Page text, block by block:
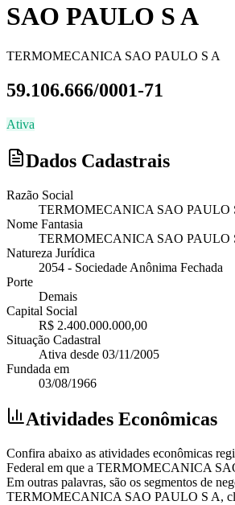
SAO PAULO S A
TERMOMECANICA SAO PAULO S A
59.106.666/0001-71
Ativa
Dados Cadastrais
Razão Social
TERMOMECANICA SAO PAULO
Nome Fantasia
TERMOMECANICA SAO PAULO
Natureza Jurídica
2054 - Sociedade Anônima Fechada
Porte
Demais
Capital Social
R$ 2.400.000.000,00
Situação Cadastral
Ativa desde 03/11/2005
Fundada em
03/08/1966
Atividades Econômicas
Confira abaixo as atividades econômicas
Federal em que a TERMOMECANICA
Em outras palavras, são os segmentos de
TERMOMECANICA SAO PAULO S A,